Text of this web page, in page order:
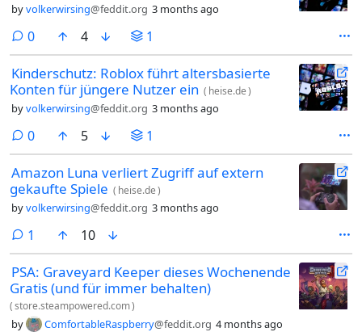
byvolkerwirsing@feddit.org 3 months ago
0comments
4 1
Kinderschutz: Roblox führt altersbasierte
Konten für jüngere Nutzer ein ( heise.de)
byvolkerwirsing@feddit.org 3 months ago
0comments
5 1
Amazon Luna verliert Zugriff auf extern
gekaufte Spiele ( heise.de)
byvolkerwirsing@feddit.org 3 months ago
1 comment
10
PSA: Graveyard Keeper dieses Wochenende
Gratis (und für immer behalten)
(store.steampowered.com)
by ComfortableRaspberry@feddit.org 4 months ago